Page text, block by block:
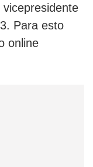
Para esto
online